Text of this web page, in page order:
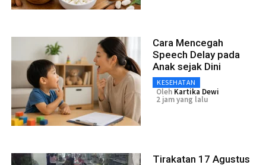
Cara Mencegah
Speech Delay pada
Anak sejak Dini
KESEHATAN
Oleh Kartika Dewi
2 jam yang lalu
Tirakatan 17 Agustus